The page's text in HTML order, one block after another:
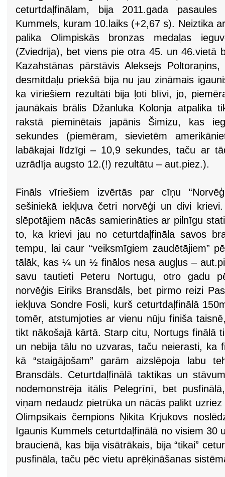
ceturtdaļfinālam, bija 2011.gada
Kummels, kuram 10.laiks (+2,67 s). Neiztika
palika Olimpiskās bronzas medaļas
(Zviedrija), bet viens pie otra 45. un 46.vietā
Kazahstānas pārstāvis Aleksejs
desmitdaļu priekšā bija nu jau zināmais
ka vīriešiem rezultāti bija ļoti blīvi, jo,
jaunākais brālis Džanluka Kolonja atpalika
rakstā pieminētais japānis Šimizu, kas
sekundes (piemēram, sievietēm
labākajai līdzīgi – 10,9 sekundes, taču ar
uzrādīja augsto 12.(!) rezultātu – aut.piez.).
Fināls vīriešiem izvērtās par cīņu
sešiniekā iekļuva četri norvēģi un divi
slēpotājiem nācās samierināties ar pilnīgu
to, ka krievi jau no ceturtdaļfināla savos
tempu, lai caur “veiksmīgiem zaudētājiem”
tālāk, kas ¼ un ½ finālos nesa augļus –
savu tautieti Peteru Nortugu, otro gadu
norvēģis Eiriks Bransdāls, bet pirmo reizi
iekļuva Sondre Fosli, kurš ceturtdaļfinālā
tomēr, atstumjoties ar vienu nūju finiša
tikt nākošajā kārtā. Starp citu, Nortugs finālā
un nebija tālu no uzvaras, taču neierasti, ka
kā “staigājošam” garām aizslēpoja labu
Bransdāls. Ceturtdaļfinālā taktikas un
nodemonstrēja itālis Pelegrīnī, bet
viņam nedaudz pietrūka un nācās palikt
Olimpsikais čempions Ņikita Krjukovs
Igaunis Kummels ceturtdaļfinālā no visiem 30
braucienā, kas bija visātrākais, bija “tikai”
pusfināla, taču pēc vietu aprēķināšanas